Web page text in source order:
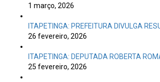
1 março, 2026
ITAPETINGA: PREFEITURA DIVULGA
26 fevereiro, 2026
ITAPETINGA: DEPUTADA ROBERTA
25 fevereiro, 2026